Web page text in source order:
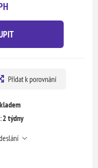
Přidat k porovnání
2 týdny